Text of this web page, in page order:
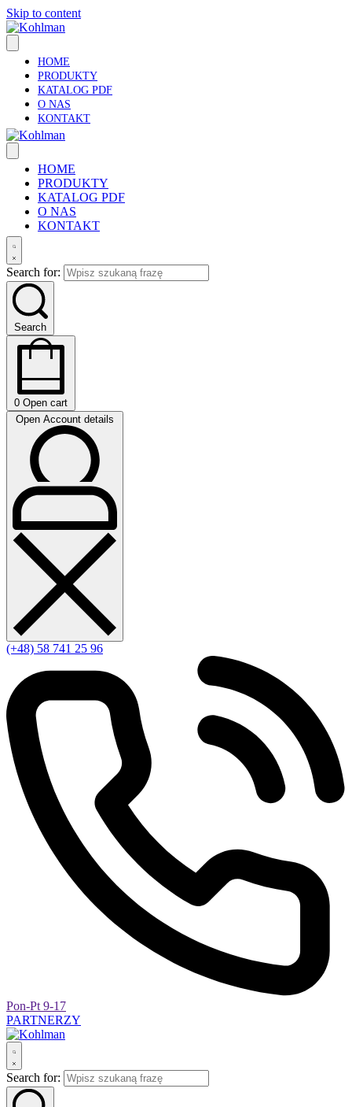
Skip to content
HOME
PRODUKTY
KATALOG PDF
O NAS
KONTAKT
HOME
PRODUKTY
KATALOG PDF
O NAS
KONTAKT
Search for:
Search
0 Open cart
Open Account details
(+48) 58 741 25 96
Pon-Pt 9-17
PARTNERZY
Search for: